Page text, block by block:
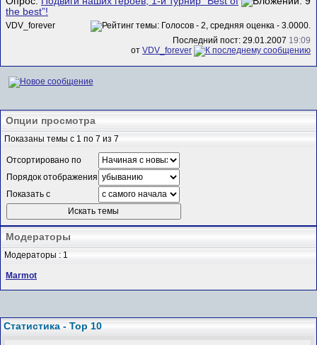
the best”!
VDV_forever
Последний пост: 29.01.2007 19:09
от VDV_forever
Опции просмотра
Показаны темы с 1 по 7 из 7
Отсортировано по
Порядок отображения
Показать с
Модераторы
Модераторы : 1
Marmot
Статистика - Top 10